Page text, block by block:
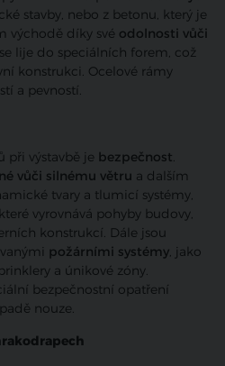
stavby, nebo z betonu, který je
východě díky své odolnosti vůči
lije do speciálních forem, což
konstrukci. Ocelové rámy
a pevností.
při výstavbě je bezpečnost.
vůči silnému větru a dalším
tvary a tlumicí systémy,
vyrovnává pohyby budovy,
konstrukcí. Dále jsou
požárními systémy, jako
a únikové zóny.
bezpečnostní opatření
nouze.